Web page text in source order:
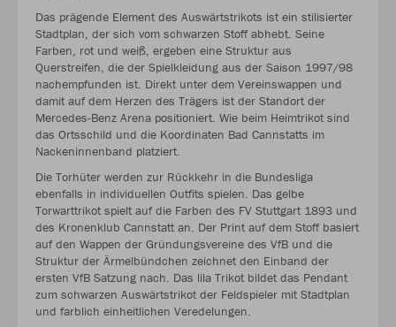
Das prägende Element des Auswärtstrikots ist ein stilisierter
Stadtplan, der sich vom schwarzen Stoff abhebt. Seine
Farben, rot und weiß, ergeben eine Struktur aus
Querstreifen, die der Spielkleidung aus der Saison 1997/98
nachempfunden ist. Direkt unter dem Vereinswappen und
damit auf dem Herzen des Trägers ist der Standort der
Mercedes-Benz Arena positioniert. Wie beim Heimtrikot sind
das Ortsschild und die Koordinaten Bad Cannstatts im
Nackeninnenband platziert.
Die Torhüter werden zur Rückkehr in die Bundesliga
ebenfalls in individuellen Outfits spielen. Das gelbe
Torwarttrikot spielt auf die Farben des FV Stuttgart 1893 und
des Kronenklub Cannstatt an. Der Print auf dem Stoff basiert
auf den Wappen der Gründungsvereine des VfB und die
Struktur der Ärmelbündchen zeichnet den Einband der
ersten VfB Satzung nach. Das lila Trikot bildet das Pendant
zum schwarzen Auswärtstrikot der Feldspieler mit Stadtplan
und farblich einheitlichen Veredelungen.